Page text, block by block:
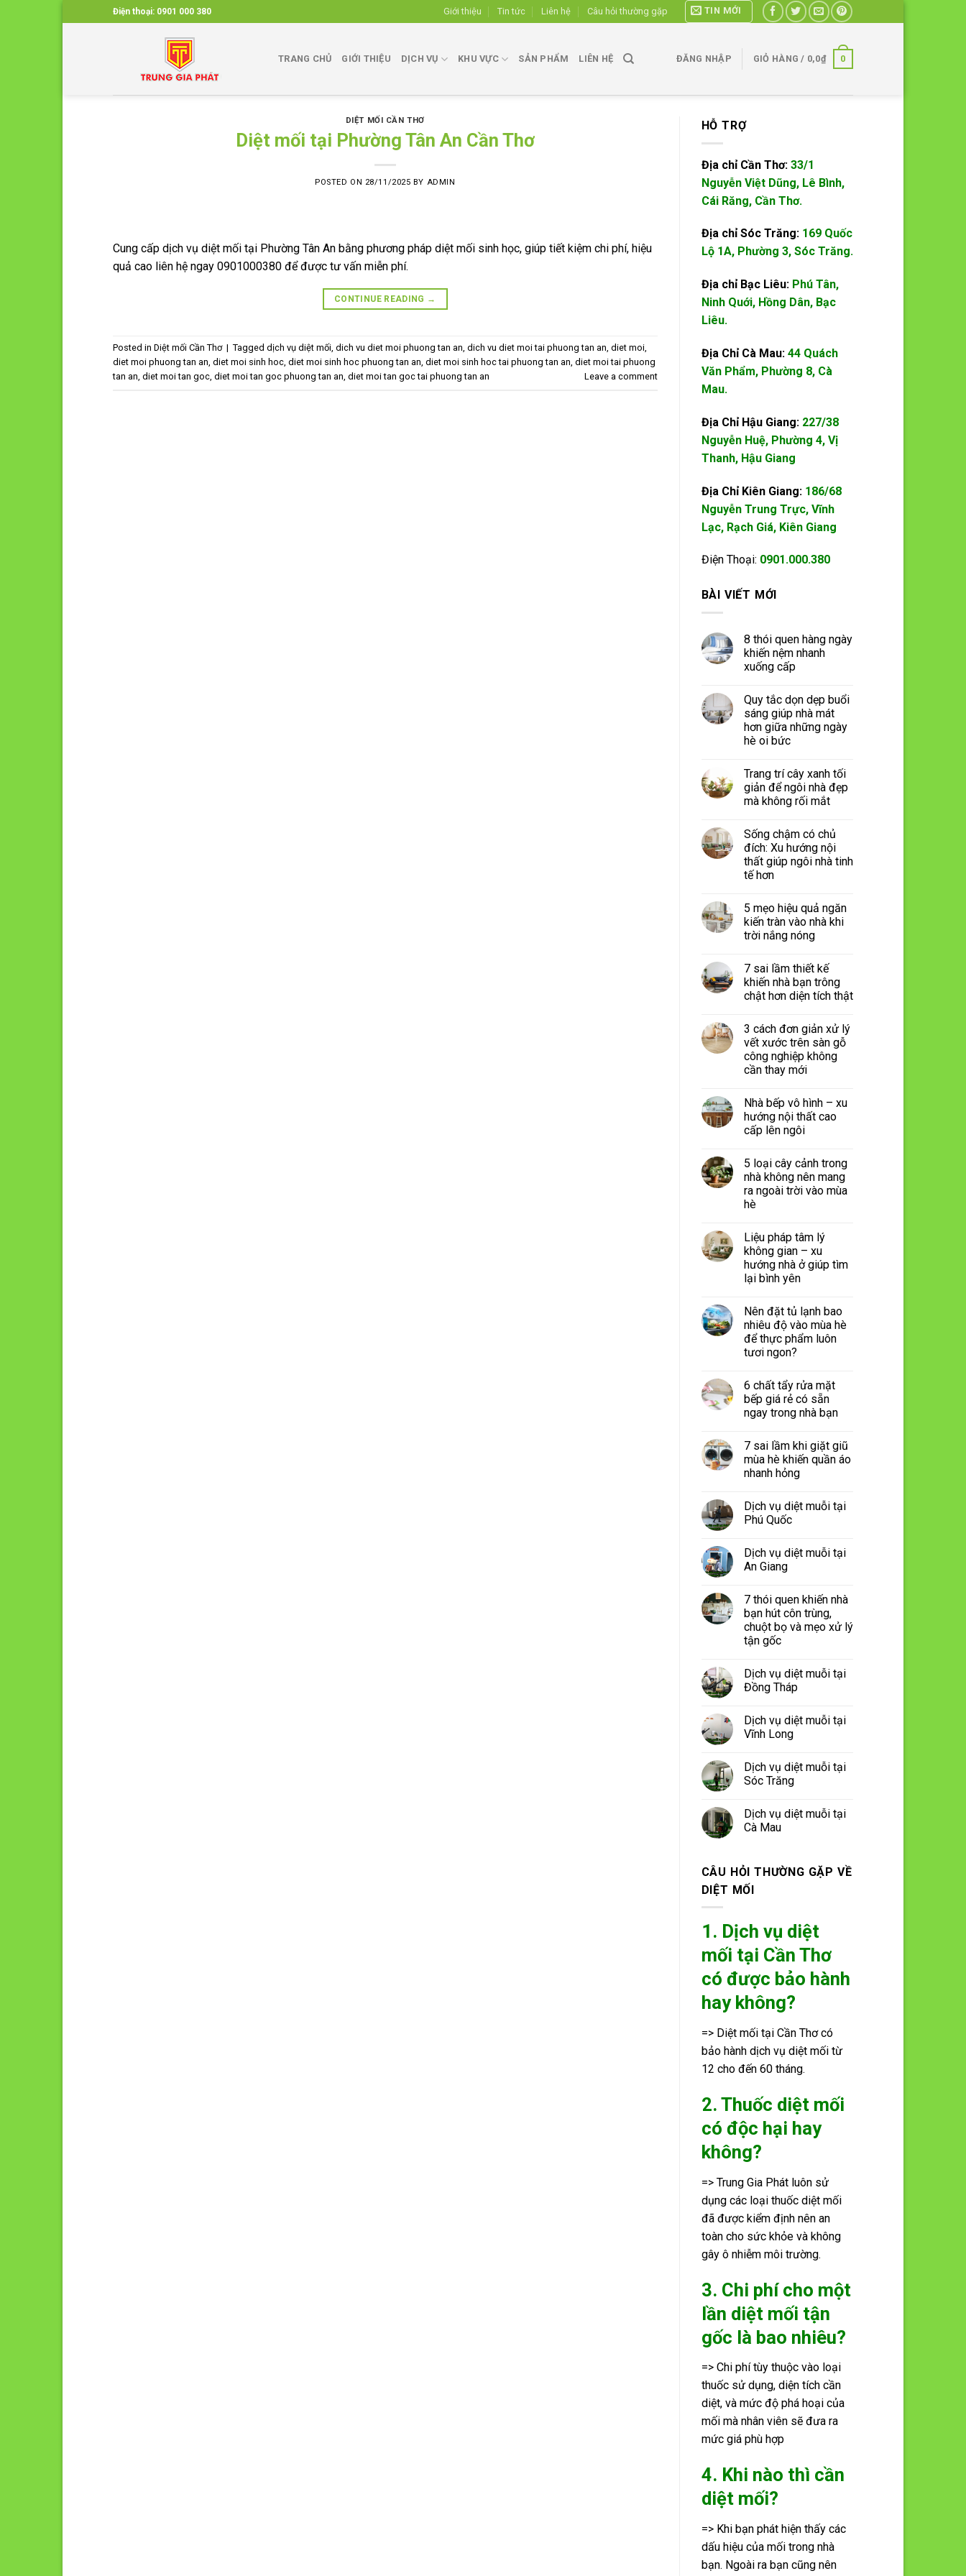
to
Điện thoại: 0901 000 380 Giới thiệu Tin tức Liên hệ Câu hỏi thường gặp TIN MỚI
TRANG CHỦ GIỚI THIỆU DỊCH VỤ KHU VỰC SẢN PHẨM LIÊN HỆ ĐĂNG NHẬP GIỎ HÀNG / 0,0₫ 0
DIỆT MỐI CẦN THƠ
Diệt mối tại Phường Tân An Cần Thơ
POSTED ON 28/11/2025 BY ADMIN
Cung cấp dịch vụ diệt mối tại Phường Tân An bằng phương pháp diệt mối sinh học, giúp tiết kiệm chi phí, hiệu
quả cao liên hệ ngay 0901000380 để được tư vấn miễn phí.
CONTINUE READING →
Posted in Diệt mối Cần Thơ | Tagged dịch vụ diệt mối dich vu diet moi phuong tan an dich vu diet moi tai phuong tan an diet moi
diet moi phuong tan an diet moi sinh hoc diet moi sinh hoc phuong tan an diet moi sinh hoc tai phuong tan an diet moi tai phuong
tan an diet moi tan goc diet moi tan goc phuong tan an diet moi tan goc tai phuong tan an Leave a comment
HỖ TRỢ
Địa chỉ Cần Thơ: 33/1
Nguyễn Việt Dũng, Lê Bình,
Cái Răng, Cần Thơ.
Địa chỉ Sóc Trăng: 169 Quốc
Lộ 1A, Phường 3, Sóc Trăng.
Địa chỉ Bạc Liêu: Phú Tân,
Ninh Quới, Hồng Dân, Bạc
Liêu.
Địa Chỉ Cà Mau: 44 Quách
Văn Phẩm, Phường 8, Cà
Mau.
Địa Chỉ Hậu Giang: 227/38
Nguyễn Huệ, Phường 4, Vị
Thanh, Hậu Giang
Địa Chỉ Kiên Giang: 186/68
Nguyễn Trung Trực, Vĩnh
Lạc, Rạch Giá, Kiên Giang
Điện Thoại: 0901.000.380
BÀI VIẾT MỚI
8 thói quen hàng ngày
khiến nệm nhanh
xuống cấp
Quy tắc dọn dẹp buổi
sáng giúp nhà mát
hơn giữa những ngày
hè oi bức
Trang trí cây xanh tối
giản để ngôi nhà đẹp
mà không rối mắt
Sống chậm có chủ
đích: Xu hướng nội
thất giúp ngôi nhà tinh
tế hơn
5 mẹo hiệu quả ngăn
kiến tràn vào nhà khi
trời nắng nóng
7 sai lầm thiết kế
khiến nhà bạn trông
chật hơn diện tích thật
3 cách đơn giản xử lý
vết xước trên sàn gỗ
công nghiệp không
cần thay mới
Nhà bếp vô hình – xu
hướng nội thất cao
cấp lên ngôi
5 loại cây cảnh trong
nhà không nên mang
ra ngoài trời vào mùa
hè
Liệu pháp tâm lý
không gian – xu
hướng nhà ở giúp tìm
lại bình yên
Nên đặt tủ lạnh bao
nhiêu độ vào mùa hè
để thực phẩm luôn
tươi ngon?
6 chất tẩy rửa mặt
bếp giá rẻ có sẵn
ngay trong nhà bạn
7 sai lầm khi giặt giũ
mùa hè khiến quần áo
nhanh hỏng
Dịch vụ diệt muỗi tại
Phú Quốc
Dịch vụ diệt muỗi tại
An Giang
7 thói quen khiến nhà
bạn hút côn trùng,
chuột bọ và mẹo xử lý
tận gốc
Dịch vụ diệt muỗi tại
Đồng Tháp
Dịch vụ diệt muỗi tại
Vĩnh Long
Dịch vụ diệt muỗi tại
Sóc Trăng
Dịch vụ diệt muỗi tại
Cà Mau
CÂU HỎI THƯỜNG GẶP VỀ
DIỆT MỐI
1. Dịch vụ diệt
mối tại Cần Thơ
có được bảo hành
hay không?
=> Diệt mối tại Cần Thơ có
bảo hành dịch vụ diệt mối từ
12 cho đến 60 tháng.
2. Thuốc diệt mối
có độc hại hay
không?
=> Trung Gia Phát luôn sử
dụng các loại thuốc diệt mối
đã được kiểm định nên an
toàn cho sức khỏe và không
gây ô nhiễm môi trường.
3. Chi phí cho một
lần diệt mối tận
gốc là bao nhiêu?
=> Chi phí tùy thuộc vào loại
thuốc sử dụng, diện tích cần
diệt, và mức độ phá hoại của
mối mà nhân viên sẽ đưa ra
mức giá phù hợp
4. Khi nào thì cần
diệt mối?
=> Khi bạn phát hiện thấy các
dấu hiệu của mối trong nhà
bạn. Ngoài ra bạn cũng nên